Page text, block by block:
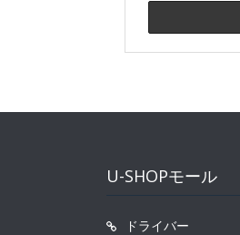
U-SHOPモール
ドライバー